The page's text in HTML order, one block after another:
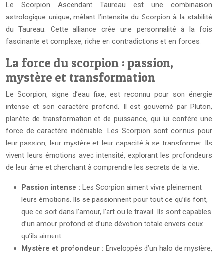
Le Scorpion Ascendant Taureau est une combinaison
astrologique unique, mêlant l’intensité du Scorpion à la stabilité
du Taureau. Cette alliance crée une personnalité à la fois
fascinante et complexe, riche en contradictions et en forces.
La force du scorpion : passion,
mystère et transformation
Le Scorpion, signe d’eau fixe, est reconnu pour son énergie
intense et son caractère profond. Il est gouverné par Pluton,
planète de transformation et de puissance, qui lui confère une
force de caractère indéniable. Les Scorpion sont connus pour
leur passion, leur mystère et leur capacité à se transformer. Ils
vivent leurs émotions avec intensité, explorant les profondeurs
de leur âme et cherchant à comprendre les secrets de la vie.
Passion intense : Les Scorpion aiment vivre pleinement
leurs émotions. Ils se passionnent pour tout ce qu’ils font,
que ce soit dans l’amour, l’art ou le travail. Ils sont capables
d’un amour profond et d’une dévotion totale envers ceux
qu’ils aiment.
Mystère et profondeur : Enveloppés d’un halo de mystère,